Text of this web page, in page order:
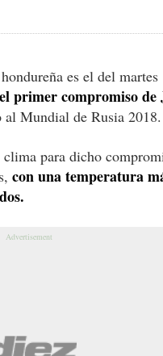
es el del
primer compromiso
Mundial de Rusia 2018.
para dicho
con una temperatura